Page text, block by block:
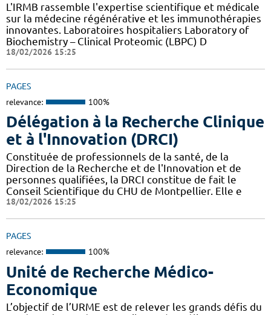
L'IRMB rassemble l'expertise scientifique et médicale
sur la médecine régénérative et les immunothérapies
innovantes. Laboratoires hospitaliers Laboratory of
Biochemistry – Clinical Proteomic (LBPC) D
18/02/2026 15:25
PAGES
relevance: 100%
Délégation à la Recherche Clinique
et à l'Innovation (DRCI)
Constituée de professionnels de la santé, de la
Direction de la Recherche et de l'Innovation et de
personnes qualifiées, la DRCI constitue de fait le
Conseil Scientifique du CHU de Montpellier. Elle e
18/02/2026 15:25
PAGES
relevance: 100%
Unité de Recherche Médico-
Economique
L’objectif de l’URME est de relever les grands défis du